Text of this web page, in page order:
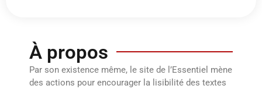
À propos
Par son existence même, le site de l’Essentiel mène
des actions pour encourager la lisibilité des textes